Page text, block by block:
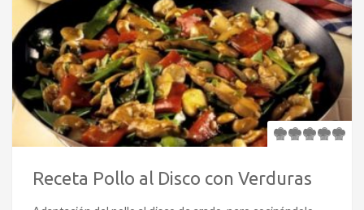
Receta Pollo al Disco con Verduras